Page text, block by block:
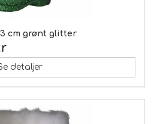
cm grønt glitter
detaljer